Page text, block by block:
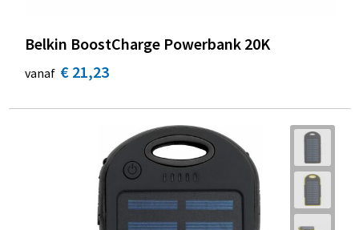
Belkin BoostCharge Powerbank 20K
vanaf € 21,23